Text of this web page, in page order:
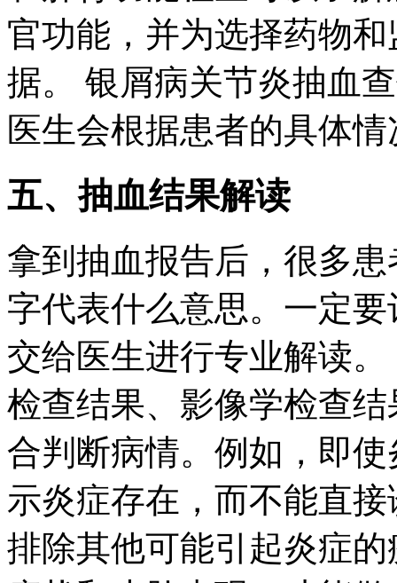
官功能，并为选择药物
据。 银屑病关节炎抽血
医生会根据患者的具体
五、抽血结果解读
拿到抽血报告后，很多
字代表什么意思。一定
交给医生进行专业解读
检查结果、影像学检查
合判断病情。例如，即
示炎症存在，而不能直
排除其他可能引起炎症